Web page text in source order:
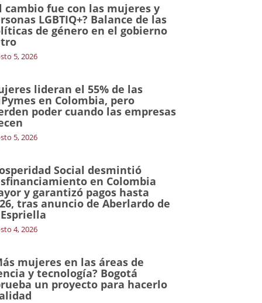
cambio fue con las mujeres y
LGBTIQ+? Balance de las
de género en el gobierno
5, 2026
lideran el 55% de las
en Colombia, pero
poder cuando las empresas
5, 2026
Social desmintió
en Colombia
y garantizó pagos hasta
tras anuncio de Aberlardo de
4, 2026
mujeres en las áreas de
y tecnología? Bogotá
un proyecto para hacerlo